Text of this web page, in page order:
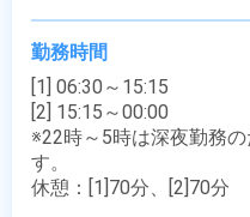
勤務時間
[1] 06:30～15:15
[2] 15:15～00:00
※22時～5時は深夜勤務
す。
休憩：[1]70分、[2]70分